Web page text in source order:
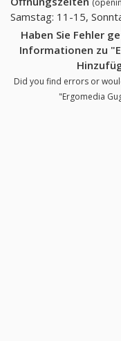
Samstag: 11-15,
Haben Sie Fehler
Informationen zu
Did you find errors or
"Ergomedia